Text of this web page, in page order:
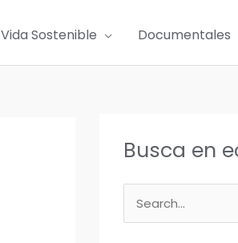
Vida Sostenible Documentales
Busca en
u